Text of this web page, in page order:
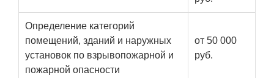
Определение категорий
помещений, зданий и наружных
установок по взрывопожарной и
пожарной опасности
от 50 000
руб.